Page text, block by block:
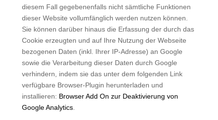
diesem Fall gegebenenfalls nicht sämtliche Funktionen
dieser Website vollumfänglich werden nutzen können.
Sie können darüber hinaus die Erfassung der durch das
Cookie erzeugten und auf Ihre Nutzung der Webseite
bezogenen Daten (inkl. Ihrer IP-Adresse) an Google
sowie die Verarbeitung dieser Daten durch Google
verhindern, indem sie das unter dem folgenden Link
verfügbare Browser-Plugin herunterladen und
installieren: Browser Add On zur Deaktivierung von
Google Analytics.